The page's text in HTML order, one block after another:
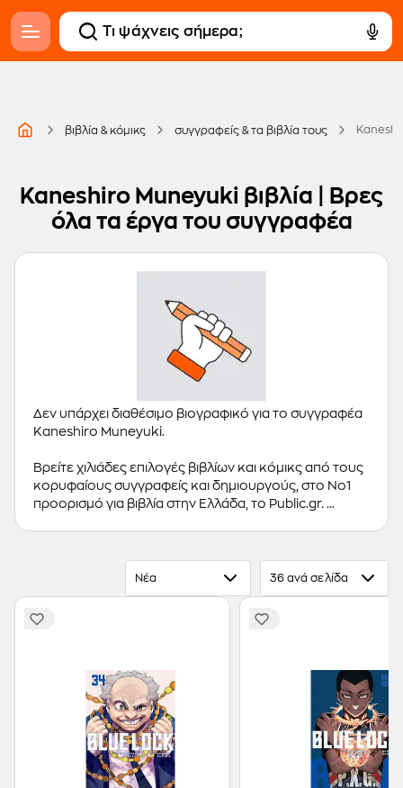
βιβλία & κόμικς συγγραφείς & τα βιβλία τους
Kaneshiro Muneyuki βιβλία | Βρες
όλα τα έργα του συγγραφέα
Δεν υπάρχει διαθέσιμο βιογραφικό για το συγγραφέα
Kaneshiro Muneyuki.
Βρείτε χιλιάδες επιλογές βιβλίων και κόμικς από τους
κορυφαίους συγγραφείς και δημιουργούς, στο Νο1
προορισμό για βιβλία στην Ελλάδα, το Public.gr.
Ξενόγλωσσα Βιβλία,Κόμικς
Νέα 36 ανά σελίδα